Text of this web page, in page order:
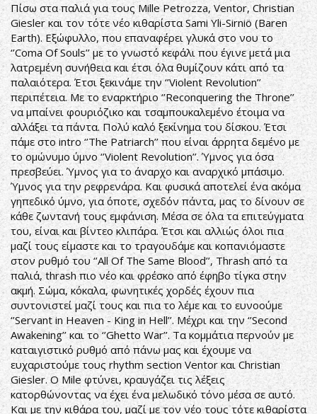
Πίσω στα παλιά για τους Mille Petrozza, Ventor, Christian
Giesler και τον τότε νέο κιθαρίστα Sami Yli-Sirniö (Baren
Earth). Εξώφυλλο, που επαναφέρει γλυκά στο νου το
‘’Coma Of Souls’’ με το γνωστό κεφάλι που έγινε μετά μια
λατρεμένη συνήθεια και έτσι όλα θυμίζουν κάτι από τα
παλαιότερα. Έτσι ξεκινάμε την ‘’Violent Revolution’’
περιπέτεια. Με το εναρκτήριο ‘’Reconquering the Throne’’
να μπαίνει φουριόζικο και τσαμπουκαλεμένο έτοιμα να
αλλάξει τα πάντα. Πολύ καλό ξεκίνημα του δίσκου. Έτσι
πάμε στο intro ‘’The Patriarch’’ που είναι άρρητα δεμένο με
το ομώνυμο ύμνο ‘’Violent Revolution’’. Ύμνος για όσα
πρεσβεύει. Ύμνος για το άναρχο και αναρχικό μπάσιμο.
Ύμνος για την ρεφρενάρα. Και φυσικά αποτελεί ένα ακόμα
γηπεδικό ύμνο, για όποτε, σχεδόν πάντα, μας το δίνουν σε
κάθε ζωντανή τους εμφάνιση. Μέσα σε όλα τα επιτεύγματα
του, είναι και βίντεο κλιπάρα. Έτσι και αλλιώς όλοι πια
μαζί τους είμαστε και το τραγουδάμε και κοπανιόμαστε
στον ρυθμό του ‘’All Of The Same Blood’’, Thrash από τα
παλιά, thrash πιο νέο και φρέσκο από έφηβο τίγκα στην
ακμή. Σώμα, κόκαλα, φωνητικές χορδές έχουν πια
συντονιστεί μαζί τους και πια το λέμε και το ευνοούμε
‘’Servant in Heaven - King in Hell’’. Μέχρι και την ‘’Second
Awakening’’ και το ‘’Ghetto War’’. Τα κομμάτια περνούν με
καταιγιστικό ρυθμό από πάνω μας και έχουμε να
ευχαριστούμε τους rhythm section Ventor και Christian
Giesler. Ο Mile φτύνει, κραυγάζει τις λέξεις
κατορθώνοντας να έχει ένα μελωδικό τόνο μέσα σε αυτό.
Και με την κιθάρα του, μαζί με τον νέο τους τότε κιθαρίστα